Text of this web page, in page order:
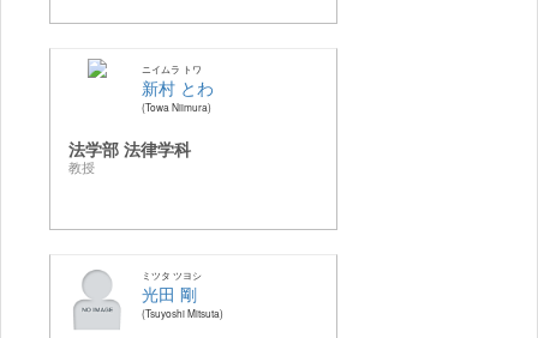
ニイムラ トワ
新村 とわ
Towa Niimura
法学部 法律学科
教授
ミツタ ツヨシ
光田 剛
Tsuyoshi Mitsuta